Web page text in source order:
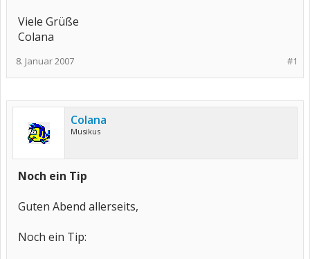
Viele Grüße
Colana
#1
8. Januar 2007
Colana
Musikus
Noch ein Tip
Guten Abend allerseits,
Noch ein Tip: